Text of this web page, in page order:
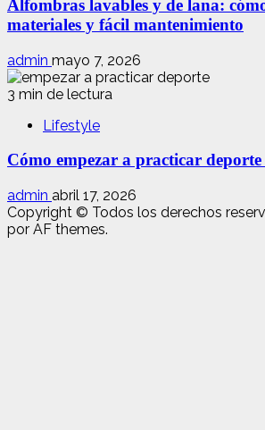
Alfombras lavables y de lana:
materiales y fácil mantenimiento
admin mayo 7, 2026
3 min de lectura
Lifestyle
Cómo empezar a practicar
admin abril 17, 2026
Copyright © Todos los derechos
por AF themes.